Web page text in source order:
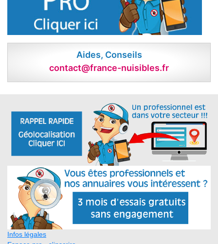
Aides, Conseils
contact@france-nuisibles.fr
Infos légales